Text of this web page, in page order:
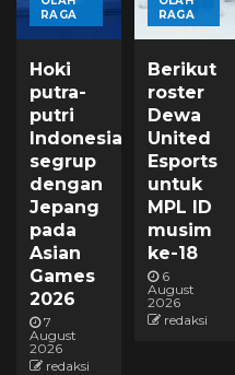
RAGA
Hoki
putra-
putri
Indonesia
segrup
dengan
Jepang
pada
Asian
Games
2026
7
August
2026
redaksi
RAGA
Berikut
roster
Dewa
United
Esports
untuk
MPL ID
musim
ke-18
6
August
2026
redaksi